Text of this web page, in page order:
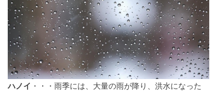
ハノイ ・・・雨季には、大量の雨が降り、洪水になった